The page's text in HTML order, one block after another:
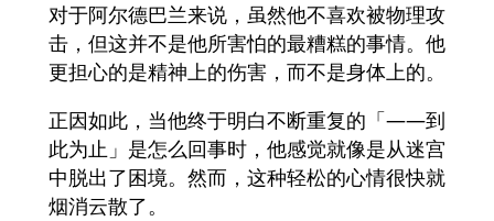
对于阿尔德巴兰来说，虽然他不喜欢被物理攻
击，但这并不是他所害怕的最糟糕的事情。他
更担心的是精神上的伤害，而不是身体上的。
正因如此，当他终于明白不断重复的「——到
此为止」是怎么回事时，他感觉就像是从迷宫
中脱出了困境。然而，这种轻松的心情很快就
烟消云散了。